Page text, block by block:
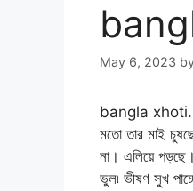
May 6, 2023
bangla xhoti.
মতো তার মাই
না। এলিয়ে
ভুল৷ ভীষণ সুখ